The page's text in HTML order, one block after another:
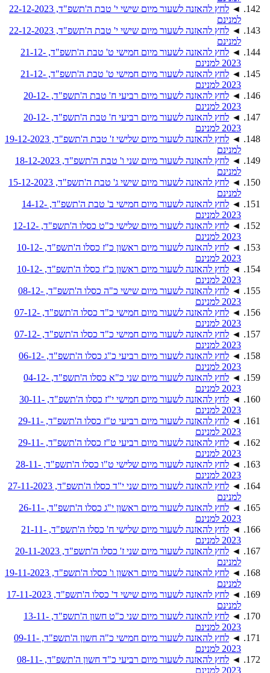
◄
לחץ להאזנה לשעור מיום שישי י' טבת ה'תשפ"ד, 22-12-2023
למנינם
◄
לחץ להאזנה לשעור מיום שישי י' טבת ה'תשפ"ד, 22-12-2023
למנינם
◄
לחץ להאזנה לשעור מיום חמישי ט' טבת ה'תשפ"ד, 21-12-
2023 למנינם
◄
לחץ להאזנה לשעור מיום חמישי ט' טבת ה'תשפ"ד, 21-12-
2023 למנינם
◄
לחץ להאזנה לשעור מיום רביעי ח' טבת ה'תשפ"ד, 20-12-
2023 למנינם
◄
לחץ להאזנה לשעור מיום רביעי ח' טבת ה'תשפ"ד, 20-12-
2023 למנינם
◄
לחץ להאזנה לשעור מיום שלישי ז' טבת ה'תשפ"ד, 19-12-2023
למנינם
◄
לחץ להאזנה לשעור מיום שני ו' טבת ה'תשפ"ד, 18-12-2023
למנינם
◄
לחץ להאזנה לשעור מיום שישי ג' טבת ה'תשפ"ד, 15-12-2023
למנינם
◄
לחץ להאזנה לשעור מיום חמישי ב' טבת ה'תשפ"ד, 14-12-
2023 למנינם
◄
לחץ להאזנה לשעור מיום שלישי כ"ט כסלו ה'תשפ"ד, 12-12-
2023 למנינם
◄
לחץ להאזנה לשעור מיום ראשון כ"ז כסלו ה'תשפ"ד, 10-12-
2023 למנינם
◄
לחץ להאזנה לשעור מיום ראשון כ"ז כסלו ה'תשפ"ד, 10-12-
2023 למנינם
◄
לחץ להאזנה לשעור מיום שישי כ"ה כסלו ה'תשפ"ד, 08-12-
2023 למנינם
◄
לחץ להאזנה לשעור מיום חמישי כ"ד כסלו ה'תשפ"ד, 07-12-
2023 למנינם
◄
לחץ להאזנה לשעור מיום חמישי כ"ד כסלו ה'תשפ"ד, 07-12-
2023 למנינם
◄
לחץ להאזנה לשעור מיום רביעי כ"ג כסלו ה'תשפ"ד, 06-12-
2023 למנינם
◄
לחץ להאזנה לשעור מיום שני כ"א כסלו ה'תשפ"ד, 04-12-
2023 למנינם
◄
לחץ להאזנה לשעור מיום חמישי י"ז כסלו ה'תשפ"ד, 30-11-
2023 למנינם
◄
לחץ להאזנה לשעור מיום רביעי ט"ז כסלו ה'תשפ"ד, 29-11-
2023 למנינם
◄
לחץ להאזנה לשעור מיום רביעי ט"ז כסלו ה'תשפ"ד, 29-11-
2023 למנינם
◄
לחץ להאזנה לשעור מיום שלישי ט"ו כסלו ה'תשפ"ד, 28-11-
2023 למנינם
◄
לחץ להאזנה לשעור מיום שני י"ד כסלו ה'תשפ"ד, 27-11-2023
למנינם
◄
לחץ להאזנה לשעור מיום ראשון י"ג כסלו ה'תשפ"ד, 26-11-
2023 למנינם
◄
לחץ להאזנה לשעור מיום שלישי ח' כסלו ה'תשפ"ד, 21-11-
2023 למנינם
◄
לחץ להאזנה לשעור מיום שני ז' כסלו ה'תשפ"ד, 20-11-2023
למנינם
◄
לחץ להאזנה לשעור מיום ראשון ו' כסלו ה'תשפ"ד, 19-11-2023
למנינם
◄
לחץ להאזנה לשעור מיום שישי ד' כסלו ה'תשפ"ד, 17-11-2023
למנינם
◄
לחץ להאזנה לשעור מיום שני כ"ט חשון ה'תשפ"ד, 13-11-
2023 למנינם
◄
לחץ להאזנה לשעור מיום חמישי כ"ה חשון ה'תשפ"ד, 09-11-
2023 למנינם
◄
לחץ להאזנה לשעור מיום רביעי כ"ד חשון ה'תשפ"ד, 08-11-
2023 למנינם